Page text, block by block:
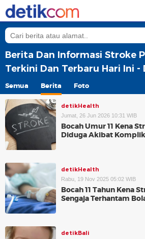
Berita Dan Informasi Stroke
Terkini Dan Terbaru Hari Ini
Semua Berita Foto
detikHealth
Jumat, 26 Jun 2026 10:31 WIB
Bocah Umur 11 Kena
Diduga Akibat
detikHealth
Rabu, 19 Nov 2025 05:02 WIB
Bocah 11 Tahun Kena
Sengaja Terhantam
detikBali